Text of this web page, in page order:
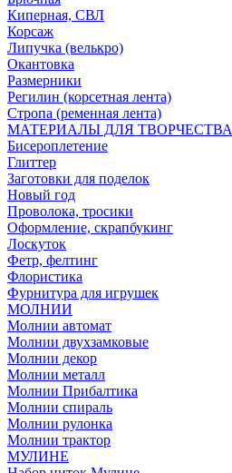
Киперная, СВЛ
Корсаж
Липучка (велькро)
Окантовка
Размерники
Регилин (корсетная лента)
Стропа (ременная лента)
МАТЕРИАЛЫ ДЛЯ ТВОРЧЕСТВА
Бисероплетение
Глиттер
Заготовки для поделок
Новый год
Проволока, тросики
Оформление, скрапбукинг
Лоскуток
Фетр, фелтинг
Флористика
Фурнитура для игрушек
МОЛНИИ
Молнии автомат
Молнии двухзамковые
Молнии декор
Молнии металл
Молнии Прибалтика
Молнии спираль
Молнии рулонка
Молнии трактор
МУЛИНЕ